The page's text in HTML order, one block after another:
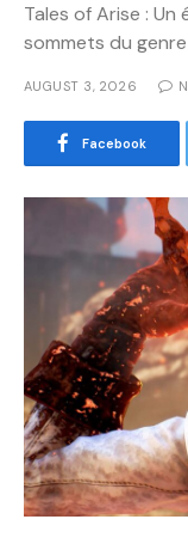
Tales of Arise :
sommets du genre
AUGUST 3, 2026
Facebook